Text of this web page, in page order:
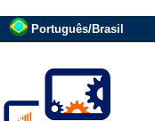
Português/Brasil